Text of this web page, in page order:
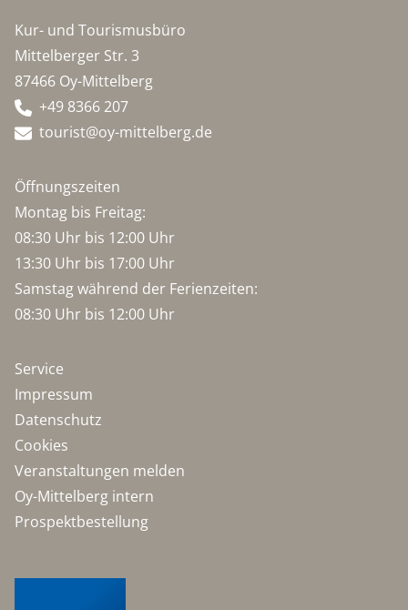
Kur- und Tourismusbüro
Mittelberger Str. 3
87466 Oy-Mittelberg
+49 8366 207
tourist@oy-mittelberg.de
Öffnungszeiten
Montag bis Freitag:
08:30 Uhr bis 12:00 Uhr
13:30 Uhr bis 17:00 Uhr
Samstag während der Ferienzeiten:
08:30 Uhr bis 12:00 Uhr
Service
Impressum
Datenschutz
Cookies
Veranstaltungen melden
Oy-Mittelberg intern
Prospektbestellung